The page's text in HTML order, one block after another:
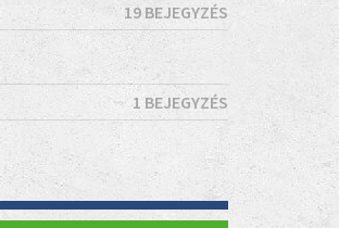
19 BEJEGYZÉS
1 BEJEGYZÉS